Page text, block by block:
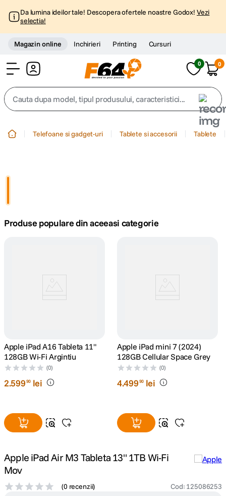
Da lumina ideilor tale! Descopera ofertele noastre Godox! Vezi
selectia!
Magazin online Inchirieri Printing Cursuri
0 0
Cauta dupa model, tipul produsului, caracteristici...
4. peak design
9. dji osmo
10 . insta 360
Telefoane si gadget-uri Tablete si accesorii Tablete
Produse populare din aceeasi categorie
Apple iPad A16 Tableta 11"
128GB Wi-Fi Argintiu
(0)
2.59990 lei
Apple iPad mini 7 (2024)
128GB Cellular Space Grey
(0)
4.49990 lei
Apple iPad Air M3 Tableta 13" 1TB Wi-Fi
Mov
(0 recenzii) Cod: 125086253